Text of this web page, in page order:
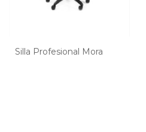
Silla Profesional Mora